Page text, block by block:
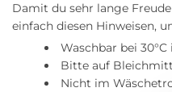
Damit du sehr lange
einfach diesen Hinweisen,
Waschbar bei
Bitte auf
Nicht im